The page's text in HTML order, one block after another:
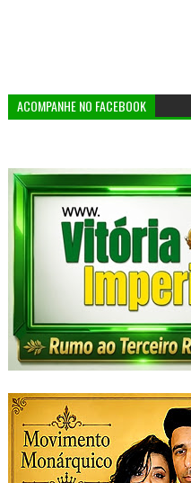
ACOMPANHE NO FACEBOOK